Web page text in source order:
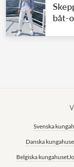
båt-
Svenska
Danska
Belgiska kungahuset